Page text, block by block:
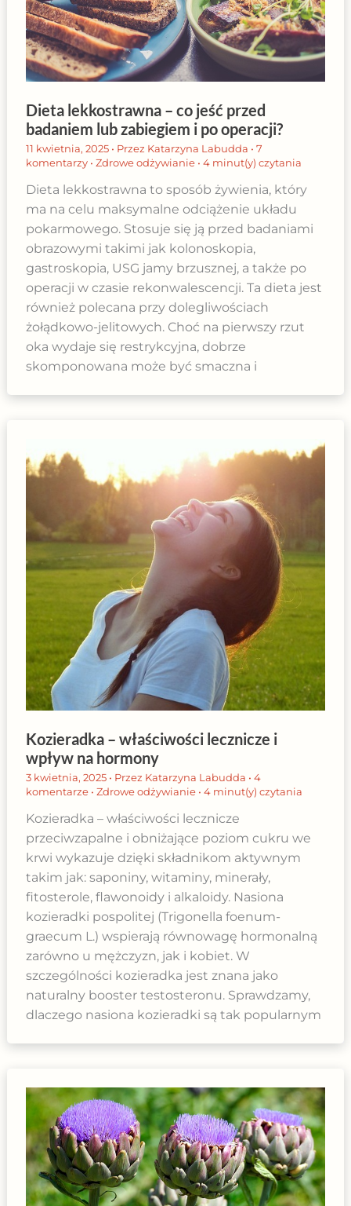
Dieta lekkostrawna – co jeść przed
badaniem lub zabiegiem i po operacji?
11 kwietnia, 2025 • Przez Katarzyna Labudda • 7
komentarzy • Zdrowe odżywianie• 4 minut(y) czytania
Dieta lekkostrawna to sposób żywienia, który
ma na celu maksymalne odciążenie układu
pokarmowego. Stosuje się ją przed badaniami
obrazowymi takimi jak kolonoskopia,
gastroskopia, USG jamy brzusznej, a także po
operacji w czasie rekonwalescencji. Ta dieta jest
również polecana przy dolegliwościach
żołądkowo-jelitowych. Choć na pierwszy rzut
oka wydaje się restrykcyjna, dobrze
skomponowana może być smaczna i
Kozieradka – właściwości lecznicze i
wpływ na hormony
3 kwietnia, 2025 • Przez Katarzyna Labudda • 4
komentarze • Zdrowe odżywianie• 4 minut(y) czytania
Kozieradka – właściwości lecznicze
przeciwzapalne i obniżające poziom cukru we
krwi wykazuje dzięki składnikom aktywnym
takim jak: saponiny, witaminy, minerały,
fitosterole, flawonoidy i alkaloidy. Nasiona
kozieradki pospolitej (Trigonella foenum-
graecum L.) wspierają równowagę hormonalną
zarówno u mężczyzn, jak i kobiet. W
szczególności kozieradka jest znana jako
naturalny booster testosteronu. Sprawdzamy,
dlaczego nasiona kozieradki są tak popularnym